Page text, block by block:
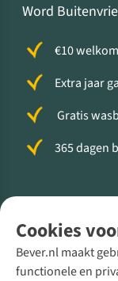
Cookies
Bever.nl maakt
functionele en
Word
€10
Extra jaar
Gratis
365 dagen